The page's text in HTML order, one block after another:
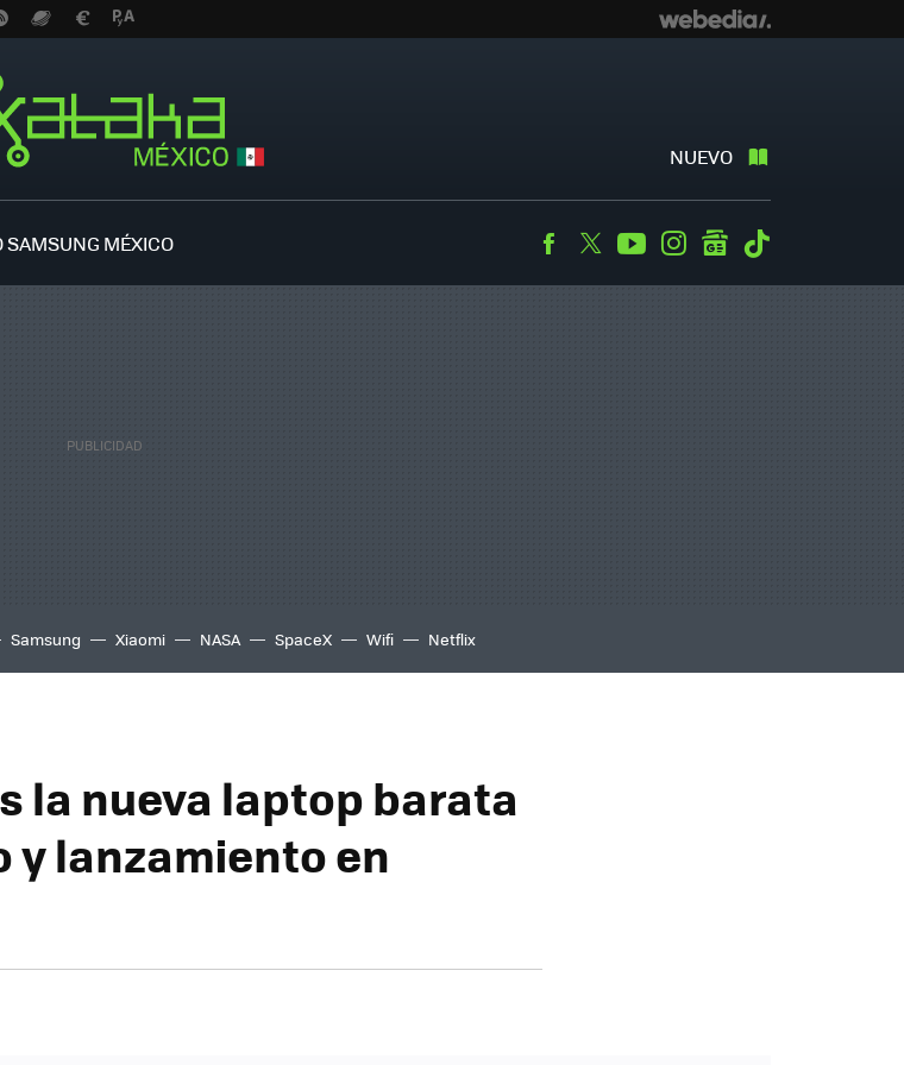
NUEVO
SAMSUNG MÉXICO Facebook
TwitterYoutubeInstagramgooglenews
Samsung Xiaomi NASA SpaceX Wifi Netflix
la nueva laptop barata
y lanzamiento en